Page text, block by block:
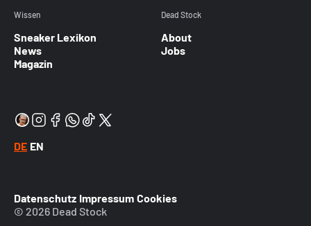
Wissen
Sneaker Lexikon
News
Magazin
Dead Stock
About
Jobs
DE EN
Datenschutz Impressum Cookies
© 2026 Dead Stock